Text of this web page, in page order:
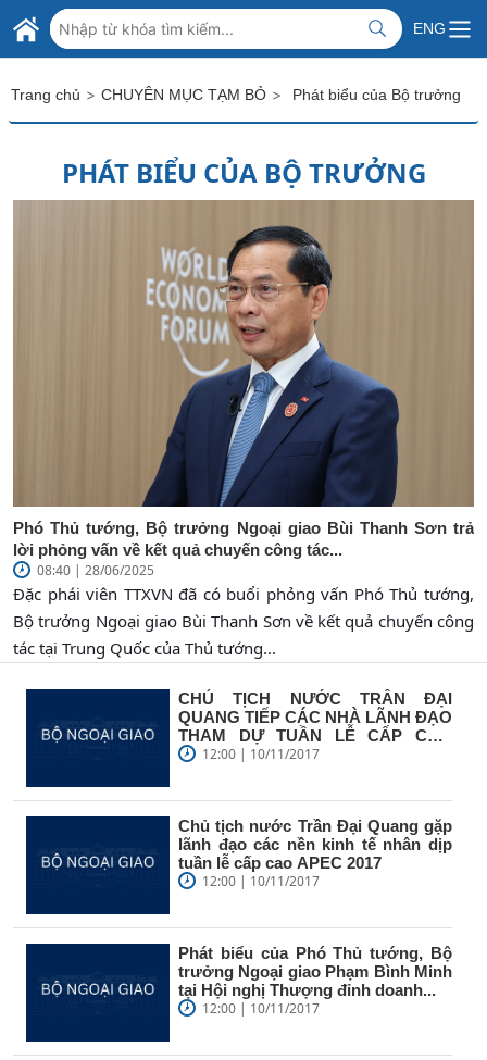
Skip to Main Content
BỘ NGOẠI GIAO VIỆT NAM
MINISTRY OF FOREIGN AFFAIRS
ENG
Trang chủ > CHUYÊN MỤC TẠM BỎ > Phát biểu của Bộ trưởng
PHÁT BIỂU CỦA BỘ TRƯỞNG
Phó Thủ tướng, Bộ trưởng Ngoại giao Bùi Thanh Sơn trả
lời phỏng vấn về kết quả chuyến công tác...
08:40 | 28/06/2025
Đặc phái viên TTXVN đã có buổi phỏng vấn Phó Thủ tướng,
Bộ trưởng Ngoại giao Bùi Thanh Sơn về kết quả chuyến công
tác tại Trung Quốc của Thủ tướng...
CHỦ TỊCH NƯỚC TRẦN ĐẠI
QUANG TIẾP CÁC NHÀ LÃNH ĐẠO
THAM DỰ TUẦN LỄ CẤP CAO
APEC 2017
12:00 | 10/11/2017
Chủ tịch nước Trần Đại Quang gặp
lãnh đạo các nền kinh tế nhân dịp
tuần lễ cấp cao APEC 2017
12:00 | 10/11/2017
Phát biểu của Phó Thủ tướng, Bộ
trưởng Ngoại giao Phạm Bình Minh
tại Hội nghị Thượng đỉnh doanh...
12:00 | 10/11/2017